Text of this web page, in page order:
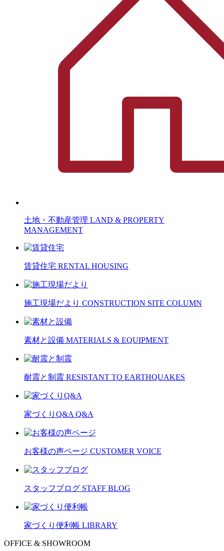
土地・不動産管理 LAND & PROPERTY
MANAGEMENT
賃貸住宅 RENTAL HOUSING
施工現場だより CONSTRUCTION SITE COLUMN
素材と設備 MATERIALS & EQUIPMENT
耐震と制震 RESISTANT TO EARTHQUAKES
家づくりQ&A Q&A
お客様の声ページ CUSTOMER VOICE
スタッフブログ STAFF BLOG
家づくり便利帳 LIBRARY
OFFICE & SHOWROOM